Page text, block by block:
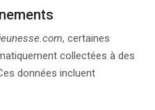
, certaines
collectées à des
données incluent